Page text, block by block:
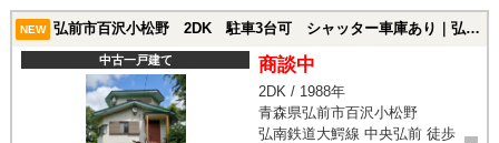
NEW 弘前市百沢小松野 2DK 駐車3台可 シャッター車庫あり｜弘前市百沢小松野の中古一戸建て
中古一戸建て 商談中
2DK / 1988年
青森県弘前市百沢小松野
弘南鉄道大鰐線 中央弘前 徒歩